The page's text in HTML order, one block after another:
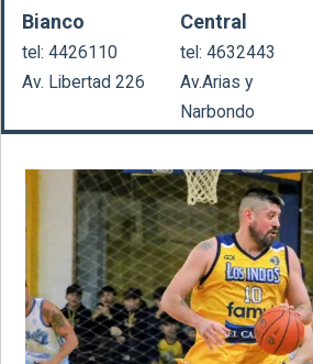
Bianco
tel: 4426110
Av. Libertad 226
Central
tel: 4632443
Av.Arias y
Narbondo